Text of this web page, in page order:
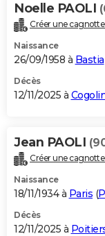
Noelle PAOLI
Créer une
Naissance
26/09/1958 à Bastia
Décès
12/11/2025 à
Jean PAOLI
Créer une
Naissance
18/11/1934 à Paris (
Décès
12/11/2025 à